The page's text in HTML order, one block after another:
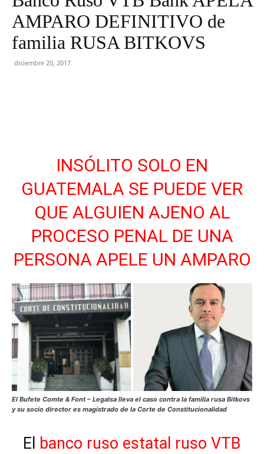
AMPARO DEFINITIVO de
familia RUSA BITKOVS
diciembre 20, 2017
INSÓLITO SOLO EN
GUATEMALA SE PUEDE VER
QUE ALGUIEN AJENO AL
PROCESO PENAL DE UNA
PERSONA APELE UN AMPARO
El Bufete Comte & Font – Legalsa lleva el caso contra la familia rusa Bitkovs
y su socio director es magistrado de la Corte de Constitucionalidad
El banco ruso estatal ruso VTB